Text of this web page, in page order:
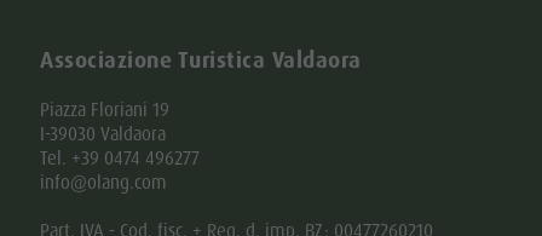
Associazione Turistica Valdaora
Piazza Floriani 19
I-39030 Valdaora
Tel. +39 0474 496277
info@olang.com
Part. IVA - Cod. fisc. + Reg. d. imp. BZ: 00477260210